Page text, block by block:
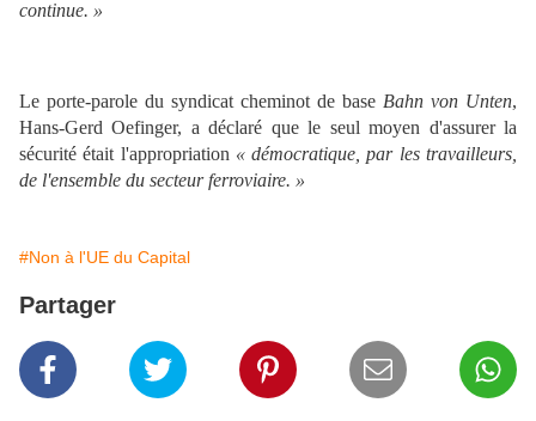
continue. »
Le porte-parole du syndicat cheminot de base Bahn von Unten,
Hans-Gerd Oefinger, a déclaré que le seul moyen d'assurer la
sécurité était l'appropriation « démocratique, par les travailleurs,
de l'ensemble du secteur ferroviaire. »
#Non à l'UE du Capital
Partager